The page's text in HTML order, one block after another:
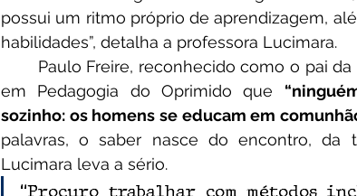
possui um ritmo próprio de aprendizagem,
habilidades”, detalha a professora Lucimara.
em Pedagogia do Oprimido que
sozinho: os homens se educam em
palavras, o saber nasce do encontro, da
Lucimara leva a sério.
“Procuro trabalhar com métodos